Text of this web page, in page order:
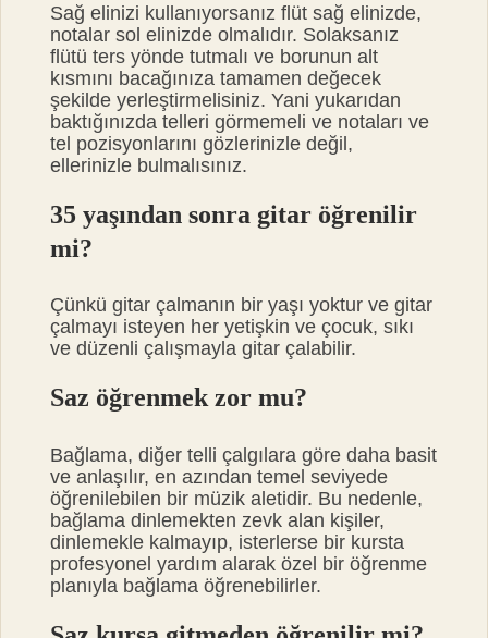
Sağ elinizi kullanıyorsanız flüt sağ elinizde,
notalar sol elinizde olmalıdır. Solaksanız
flütü ters yönde tutmalı ve borunun alt
kısmını bacağınıza tamamen değecek
şekilde yerleştirmelisiniz. Yani yukarıdan
baktığınızda telleri görmemeli ve notaları ve
tel pozisyonlarını gözlerinizle değil,
ellerinizle bulmalısınız.
35 yaşından sonra gitar öğrenilir
mi?
Çünkü gitar çalmanın bir yaşı yoktur ve gitar
çalmayı isteyen her yetişkin ve çocuk, sıkı
ve düzenli çalışmayla gitar çalabilir.
Saz öğrenmek zor mu?
Bağlama, diğer telli çalgılara göre daha basit
ve anlaşılır, en azından temel seviyede
öğrenilebilen bir müzik aletidir. Bu nedenle,
bağlama dinlemekten zevk alan kişiler,
dinlemekle kalmayıp, isterlerse bir kursta
profesyonel yardım alarak özel bir öğrenme
planıyla bağlama öğrenebilirler.